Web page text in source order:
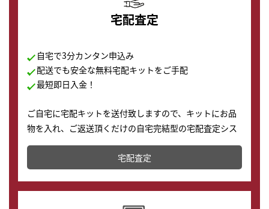
宅配査定
自宅で3分カンタン申込み
配送でも安全な無料宅配キットをご手配
最短即日入金！
ご自宅に宅配キットを送付致しますので、キットにお品
物を入れ、ご返送頂くだけの自宅完結型の宅配査定シス
テムです。
配送でも簡単&安全に査定・買取に出すことが可能で
す。
宅配査定